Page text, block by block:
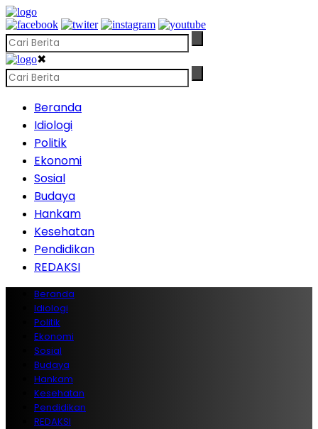
✖
Beranda
Idiologi
Politik
Ekonomi
Sosial
Budaya
Hankam
Kesehatan
Pendidikan
REDAKSI
Beranda
Idiologi
Politik
Ekonomi
Sosial
Budaya
Hankam
Kesehatan
Pendidikan
REDAKSI